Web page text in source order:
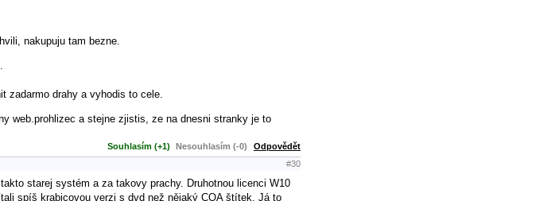
nakupuju tam bezne.
drahy a vyhodis to cele.
web.prohlizec a stejne zjistis, ze na dnesni stranky je to
Souhlasím (+1) Nesouhlasím (-0) Odpovědět
#30
starej systém a za takovy prachy. Druhotnou licenci W10
spíš krabicovou verzi s dvd než nějaký COA štítek. Já to